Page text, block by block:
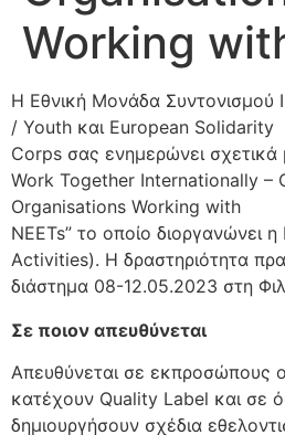
Working
Η Εθνική Μονάδα Συντονισμού
/ Youth και European Solidarity
Corps σας ενημερώνει σχετικά
Work Together Internationally –
Organisations Working with
NEETs” το οποίο διοργανώνει
Activities). Η δραστηριότητα
διάστημα 08-12.05.2023 στη
Σε ποιον απευθύνεται
Απευθύνεται σε εκπροσώπους
κατέχουν Quality Label και σε
δημιουργήσουν σχέδια